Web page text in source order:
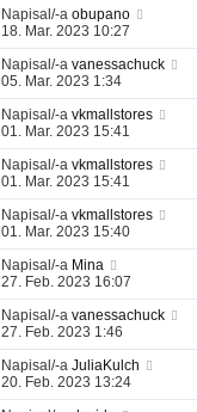
Napisal/-a obupano
18. Mar. 2023 10:27
Napisal/-a vanessachuck
05. Mar. 2023 1:34
Napisal/-a vkmallstores
01. Mar. 2023 15:41
Napisal/-a vkmallstores
01. Mar. 2023 15:41
Napisal/-a vkmallstores
01. Mar. 2023 15:40
Napisal/-a Mina
27. Feb. 2023 16:07
Napisal/-a vanessachuck
27. Feb. 2023 1:46
Napisal/-a JuliaKulch
20. Feb. 2023 13:24